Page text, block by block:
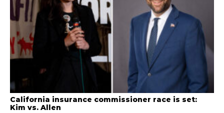
California insurance commissioner race is set:
Kim vs. Allen